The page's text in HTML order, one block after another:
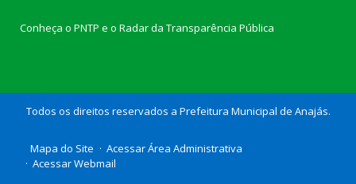
Conheça o PNTP e o Radar da Transparência Pública
Todos os direitos reservados a Prefeitura Municipal de Anajás.
Mapa do Site
Acessar Área Administrativa
Acessar Webmail